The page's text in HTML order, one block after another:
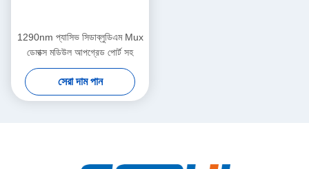
1290nm প্যাসিভ সিডাব্লুডিএম Mux
ডেমাক্স মডিউল আপগ্রেড পোর্ট সহ
সেরা দাম পান